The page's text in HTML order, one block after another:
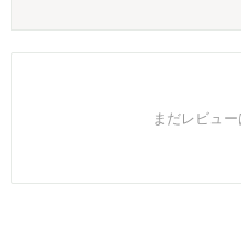
まだレビュー